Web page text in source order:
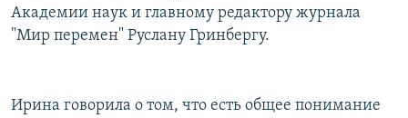
Академии наук и главному редактору журнала
"Мир перемен" Руслану Гринбергу.
Ирина говорила о том, что есть общее понимание